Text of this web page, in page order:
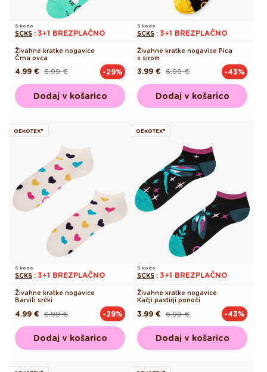
S kodo
SCKS : 3+1 BREZPLAČNO
Živahne kratke nogavice
Črna ovca
Redna 6.99 €
Akcijska
4.99 € -29%
Dodaj v košarico
S kodo
SCKS : 3+1 BREZPLAČNO
Živahne kratke nogavice Pica
s sirom
Redna 6.99 €
Akcijska
3.99 € -43%
Dodaj v košarico
OEKOTEX®
S kodo
SCKS : 3+1 BREZPLAČNO
Živahne kratke nogavice
Barviti srčki
Redna 6.99 €
Akcijska
4.99 € -29%
Dodaj v košarico
OEKOTEX®
S kodo
SCKS : 3+1 BREZPLAČNO
Živahne kratke nogavice
Kačji pastirji ponoči
Redna 6.99 €
Akcijska
3.99 € -43%
Dodaj v košarico